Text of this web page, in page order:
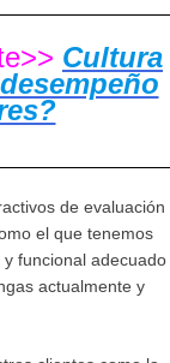
Cultura
de evaluación
el que tenemos
funcional adecuado
actualmente y